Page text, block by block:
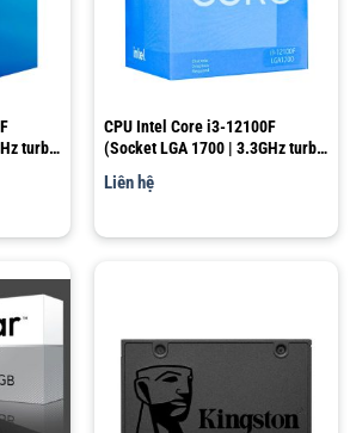
turbo
CPU Intel Core i3-12100F
(Socket LGA 1700 | 3.3GHz turbo
12MB Cache)
Liên hệ